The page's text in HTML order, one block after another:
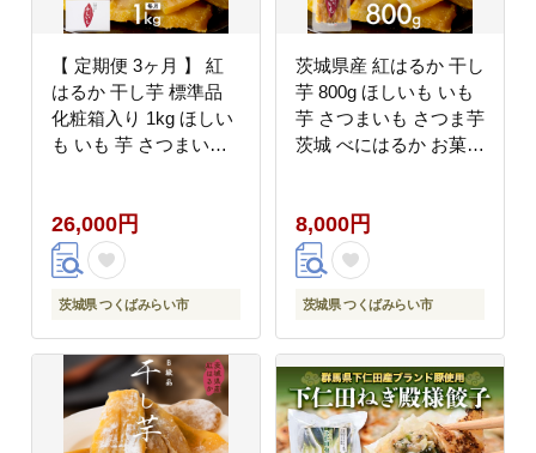
【 定期便 3ヶ月 】 紅
はるか 干し芋 標準品
化粧箱入り 1kg ほしい
も いも 芋 さつまいも
おやつ スイーツ 塚田商
店 マツコの知らない世
界 [EA10-NT]
26,000円
茨城県 つくばみらい市
茨城県産 紅はるか 干し
芋 800g ほしいも いも
芋 さつまいも さつま芋
茨城 べにはるか お菓子
界 [EA06-NT]
8,000円
茨城県 つくばみらい市